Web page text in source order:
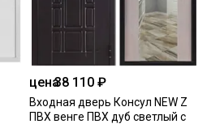
цена38 110 ₽
Входная дверь Консул NEW Z
ПВХ венге ПВХ дуб светлый c